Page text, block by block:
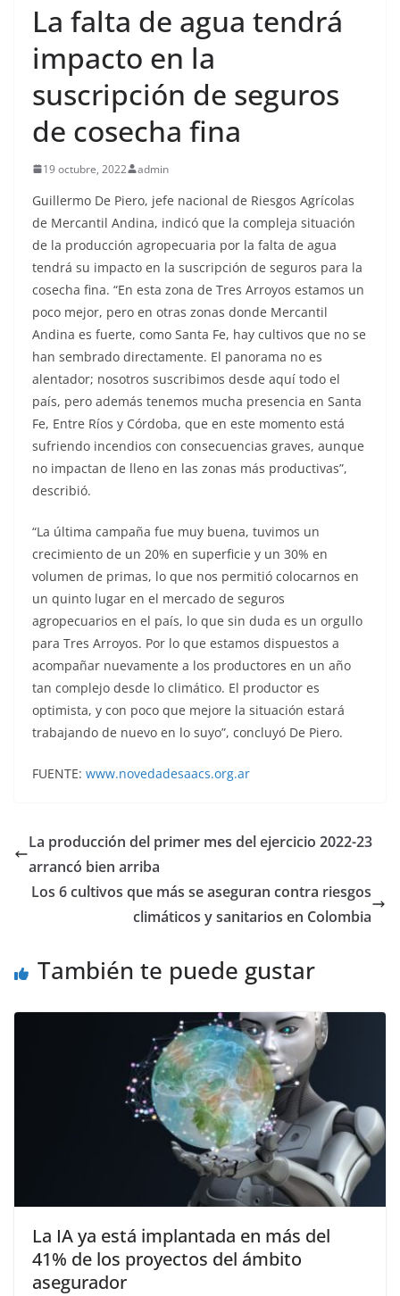
La falta de agua tendrá
impacto en la
suscripción de seguros
de cosecha fina
19 octubre, 2022 admin
Guillermo De Piero, jefe nacional de Riesgos Agrícolas
de Mercantil Andina, indicó que la compleja situación
de la producción agropecuaria por la falta de agua
tendrá su impacto en la suscripción de seguros para la
cosecha fina. “En esta zona de Tres Arroyos estamos un
poco mejor, pero en otras zonas donde Mercantil
Andina es fuerte, como Santa Fe, hay cultivos que no se
han sembrado directamente. El panorama no es
alentador; nosotros suscribimos desde aquí todo el
país, pero además tenemos mucha presencia en Santa
Fe, Entre Ríos y Córdoba, que en este momento está
sufriendo incendios con consecuencias graves, aunque
no impactan de lleno en las zonas más productivas”,
describió.
“La última campaña fue muy buena, tuvimos un
crecimiento de un 20% en superficie y un 30% en
volumen de primas, lo que nos permitió colocarnos en
un quinto lugar en el mercado de seguros
agropecuarios en el país, lo que sin duda es un orgullo
para Tres Arroyos. Por lo que estamos dispuestos a
acompañar nuevamente a los productores en un año
tan complejo desde lo climático. El productor es
optimista, y con poco que mejore la situación estará
trabajando de nuevo en lo suyo”, concluyó De Piero.
FUENTE: www.novedadesaacs.org.ar
La producción del primer mes del ejercicio 2022-23
arrancó bien arriba
Los 6 cultivos que más se aseguran contra riesgos
climáticos y sanitarios en Colombia
También te puede gustar
La IA ya está implantada en más del
41% de los proyectos del ámbito
asegurador